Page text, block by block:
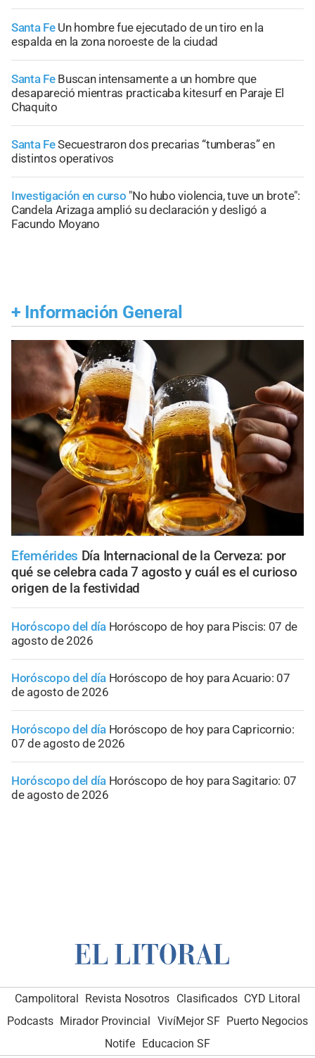
Santa Fe Un hombre fue ejecutado de un tiro en la
espalda en la zona noroeste de la ciudad
Santa Fe Buscan intensamente a un hombre que
desapareció mientras practicaba kitesurf en Paraje El
Chaquito
Santa FeSecuestraron dos precarias “tumberas” en
distintos operativos
Investigación en curso "No hubo violencia, tuve un brote":
Candela Arizaga amplió su declaración y desligó a
Facundo Moyano
+ Información General
Efemérides Día Internacional de la Cerveza: por
qué se celebra cada 7 agosto y cuál es el curioso
origen de la festividad
Horóscopo del día Horóscopo de hoy para Piscis: 07 de
agosto de 2026
Horóscopo del día Horóscopo de hoy para Acuario: 07
de agosto de 2026
Horóscopo del día Horóscopo de hoy para Capricornio:
07 de agosto de 2026
Horóscopo del día Horóscopo de hoy para Sagitario: 07
de agosto de 2026
Campolitoral Revista Nosotros Clasificados CYD Litoral
Podcasts Mirador Provincial VivíMejor SF Puerto Negocios
Notife Educacion SF